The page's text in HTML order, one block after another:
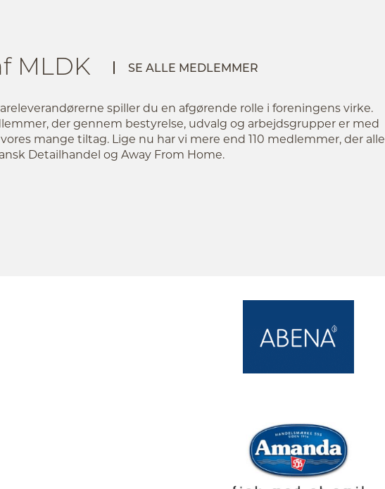
MLDK SE ALLE MEDLEMMER
spiller du en afgørende rolle i foreningens virke.
der gennem bestyrelse, udvalg og arbejdsgrupper er med
mange tiltag. Lige nu har vi mere end 110 medlemmer, der alle
Detailhandel og Away From Home.